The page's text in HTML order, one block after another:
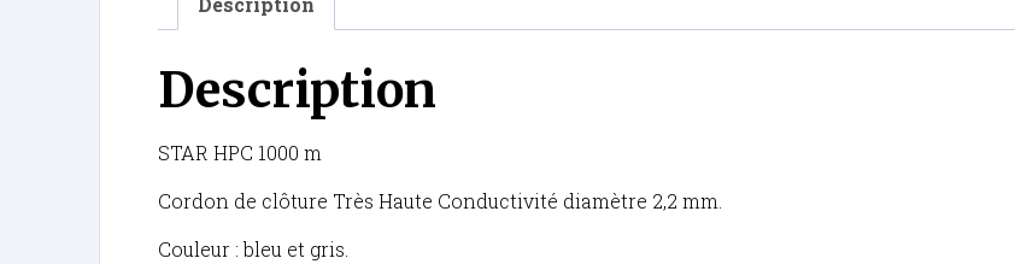
Description
STAR HPC 1000 m
Cordon de clôture Très Haute Conductivité diamètre 2,2 mm.
Couleur : bleu et gris.